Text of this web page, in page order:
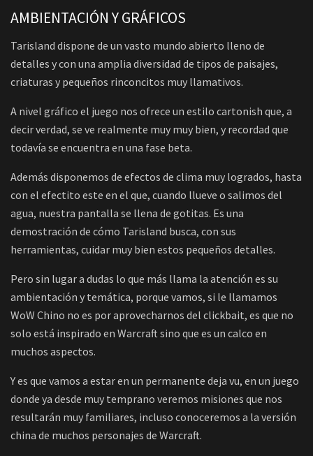
AMBIENTACIÓN Y GRÁFICOS
Tarisland dispone de un vasto mundo abierto lleno de
detalles y con una amplia diversidad de tipos de paisajes,
criaturas y pequeños rinconcitos muy llamativos.
A nivel gráfico el juego nos ofrece un estilo cartonish que, a
decir verdad, se ve realmente muy muy bien, y recordad que
todavía se encuentra en una fase beta.
Además disponemos de efectos de clima muy logrados, hasta
con el efectito este en el que, cuando llueve o salimos del
agua, nuestra pantalla se llena de gotitas. Es una
demostración de cómo Tarisland busca, con sus
herramientas, cuidar muy bien estos pequeños detalles.
Pero sin lugar a dudas lo que más llama la atención es su
ambientación y temática, porque vamos, si le llamamos
WoW Chino no es por aprovecharnos del clickbait, es que no
solo está inspirado en Warcraft sino que es un calco en
muchos aspectos.
Y es que vamos a estar en un permanente deja vu, en un juego
donde ya desde muy temprano veremos misiones que nos
resultarán muy familiares, incluso conoceremos a la versión
china de muchos personajes de Warcraft.